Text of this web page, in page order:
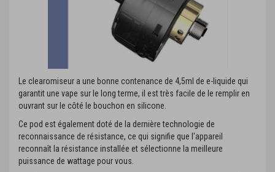
Le clearomiseur a une bonne contenance de 4,5ml de e-liquide qui
garantit une vape sur le long terme, il est très facile de le remplir en
ouvrant sur le côté le bouchon en silicone.
Ce pod est également doté de la dernière technologie de
reconnaissance de résistance, ce qui signifie que l'appareil
reconnaît la résistance installée et sélectionne la meilleure
puissance de wattage pour vous.